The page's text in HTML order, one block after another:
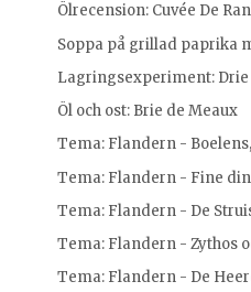
Ölrecension: Cuvée De
Soppa på grillad paprika
Lagringsexperiment:
Öl och ost: Brie de Meaux
Tema: Flandern -
Tema: Flandern - Fine
Tema: Flandern - De
Tema: Flandern - Zythos
Tema: Flandern - De